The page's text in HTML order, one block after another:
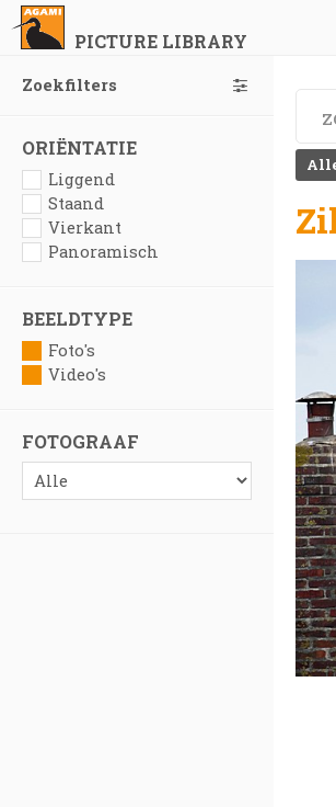
PICTURE LIBRARY
Zoekfilters
ORIËNTATIE
Liggend
Staand
Vierkant
Panoramisch
BEELDTYPE
Foto's
Video's
FOTOGRAAF